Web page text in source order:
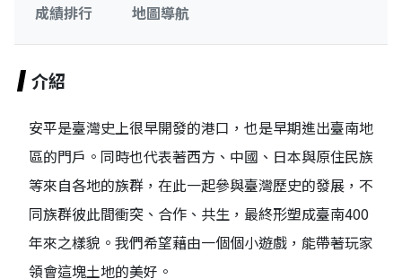
成績排行 地圖導航
介紹
安平是臺灣史上很早開發的港口，也是早期進出臺南地
區的門戶。同時也代表著西方、中國、日本與原住民族
等來自各地的族群，在此一起參與臺灣歷史的發展，不
同族群彼此間衝突、合作、共生，最終形塑成臺南400
年來之樣貌。我們希望藉由一個個小遊戲，能帶著玩家
領會這塊土地的美好。